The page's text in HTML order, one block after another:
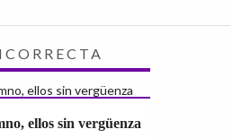
ellos sin vergüenza